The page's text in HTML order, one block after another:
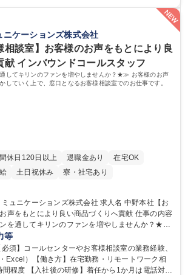
の用地取得、道路に関する普及啓発事業、都内の
の見学ツアー事業 ※入社後は上記いずれかの部門
会社の定める業務 募集職種 【都庁グル
残業月平均9時間未満／有給年平均16日取得
道路用地の取得、公益財団法人の中枢を担う管理
を経験できます。 ■様々なプロジェクト：駐車場
場内に設置された照明を兼ねた広告「ブライトサ
など、事業収益を生み出す活動を積極的に行って
ニケーションズ株式会社
相談室】お客様のお声をもとにより良
献 インバウンドコールスタッフ
してキリンのファンを増やしませんか？★≫ お客様のお声
していく上で、窓口となるお客様相談室でのお仕事です。
休日120日以上 退職金あり
在宅OK
土日祝休み 寮・社宅あり
ションズ株式会社 求人名 中野本社【お
もとにより良い商品づくりへ貢献 仕事の内容
を通してキリンのファンを増やしませんか？★≫
商品づくりに活かしていく上で、窓口となるお客
ープへのご
しています。お客様からの声に迅速かつ誠意をも
とともにグループ内活動に反映しています。 【具
等
須】コールセンターやお客様相談室の業務経験、
Excel）【働き方】在宅勤務・リモートワーク相
1か月は電話対応